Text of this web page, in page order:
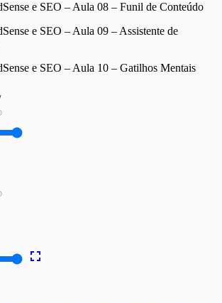
e SEO – Aula 08 – Funil de Conteúdo
e SEO – Aula 09 – Assistente de
e SEO – Aula 10 – Gatilhos Mentais
fullscreen